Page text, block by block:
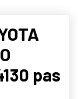
pas